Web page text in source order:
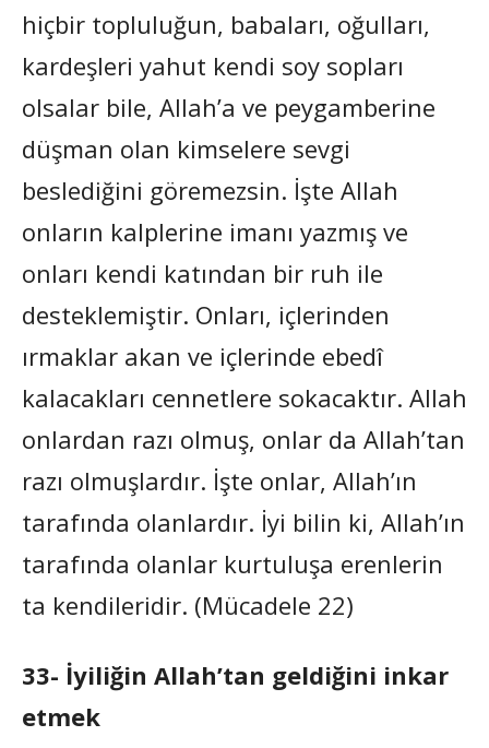
hiçbir topluluğun, babaları, oğulları,
kardeşleri yahut kendi soy sopları
olsalar bile, Allah’a ve peygamberine
düşman olan kimselere sevgi
beslediğini göremezsin. İşte Allah
onların kalplerine imanı yazmış ve
onları kendi katından bir ruh ile
desteklemiştir. Onları, içlerinden
ırmaklar akan ve içlerinde ebedî
kalacakları cennetlere sokacaktır. Allah
onlardan razı olmuş, onlar da Allah’tan
razı olmuşlardır. İşte onlar, Allah’ın
tarafında olanlardır. İyi bilin ki, Allah’ın
tarafında olanlar kurtuluşa erenlerin
ta kendileridir. (Mücadele 22)
33- İyiliğin Allah’tan geldiğini inkar
etmek